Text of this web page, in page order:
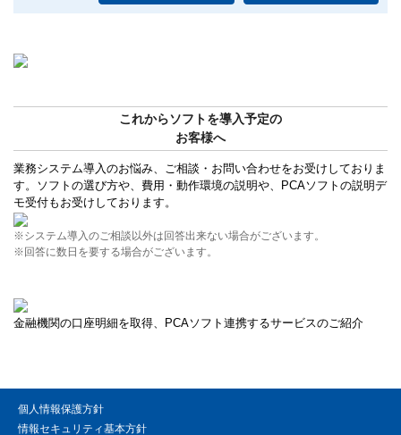
これからソフトを導入予定の
お客様へ
業務システム導入のお悩み、ご相談・お問い合わせをお受けしておりま
す。ソフトの選び方や、費用・動作環境の説明や、PCAソフトの説明デ
モ受付もお受けしております。
※システム導入のご相談以外は回答出来ない場合がございます。
※回答に数日を要する場合がございます。
金融機関の口座明細を取得、PCAソフト連携するサービスのご紹介
個人情報保護方針
情報セキュリティ基本方針